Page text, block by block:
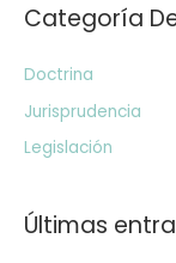
Categoría
Doctrina
Jurisprudencia
Legislación
Últimas